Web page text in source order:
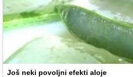
Još neki povoljni efekti aloje